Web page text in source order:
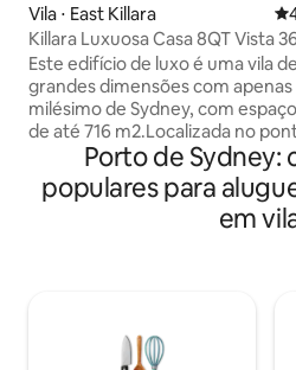
Vila ⋅ East Killara
Killara Luxuosa Casa 8QT Vista
Este edifício de luxo é uma vila de
grandes dimensões com apenas
milésimo de Sydney, com
de até 716 m2.Localizada no
alto da região, esta propriedade
deslumbrante e encantadora
para as magníficas vistas das
e da cidade e do mar à distância
áreas de relaxamento ao ar
localizado em um bairro
Porto de Sydney:
populares para
em